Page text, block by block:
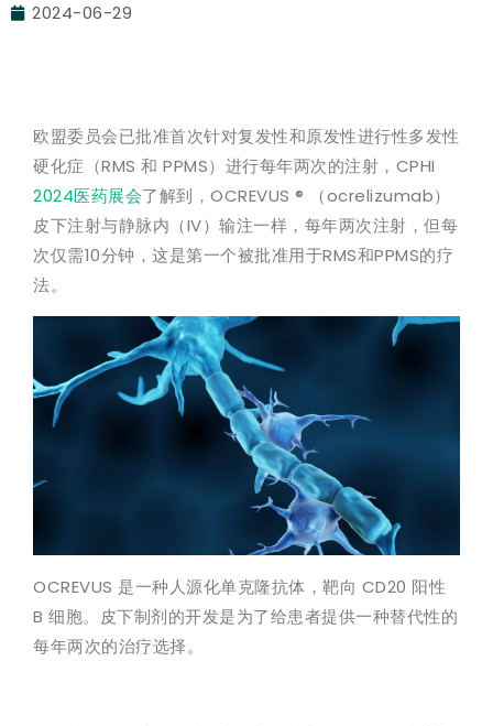
2024-06-29
欧盟委员会已批准首次针对复发性和原发性进行性多发性
硬化症（RMS 和 PPMS）进行每年两次的注射，CPHI
2024医药展会了解到，OCREVUS ® （ocrelizumab）
皮下注射与静脉内（IV）输注一样，每年两次注射，但每
次仅需10分钟，这是第一个被批准用于RMS和PPMS的疗
法。
OCREVUS 是一种人源化单克隆抗体，靶向 CD20 阳性
B 细胞。皮下制剂的开发是为了给患者提供一种替代性的
每年两次的治疗选择。